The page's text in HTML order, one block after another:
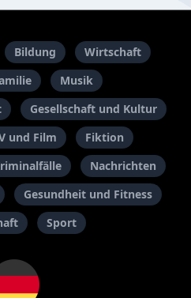
Bildung
Wirtschaft
Musik
Gesellschaft und Kultur
und Film
Fiktion
Nachrichten
Gesundheit und Fitness
Sport